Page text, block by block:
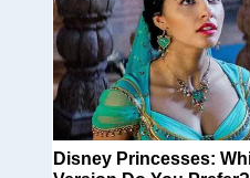
Disney Princesses: